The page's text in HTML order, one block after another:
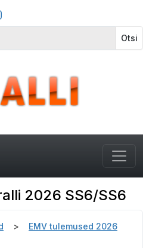
Otsi
2026 SS6/SS6
EMV tulemused 2026